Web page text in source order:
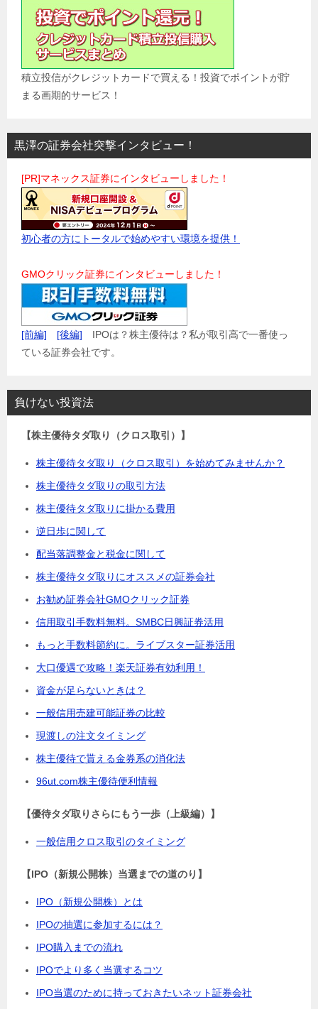
積立投信がクレジットカードで買える！投資でポイントが貯
まる画期的サービス！
黒澤の証券会社突撃インタビュー！
[PR]マネックス証券にインタビューしました！
初心者の方にトータルで始めやすい環境を提供！
GMOクリック証券にインタビューしました！
[前編] [後編] IPOは？株主優待は？私が取引高で一番使っ
ている証券会社です。
負けない投資法
【株主優待タダ取り（クロス取引）】
株主優待タダ取り（クロス取引）を始めてみませんか？
株主優待タダ取りの取引方法
株主優待タダ取りに掛かる費用
逆日歩に関して
配当落調整金と税金に関して
株主優待タダ取りにオススメの証券会社
お勧め証券会社GMOクリック証券
信用取引手数料無料。SMBC日興証券活用
もっと手数料節約に。ライブスター証券活用
大口優遇で攻略！楽天証券有効利用！
資金が足らないときは？
一般信用売建可能証券の比較
現渡しの注文タイミング
株主優待で貰える金券系の消化法
96ut.com株主優待便利情報
【優待タダ取りさらにもう一歩（上級編）】
一般信用クロス取引のタイミング
【IPO（新規公開株）当選までの道のり】
IPO（新規公開株）とは
IPOの抽選に参加するには？
IPO購入までの流れ
IPOでより多く当選するコツ
IPO当選のために持っておきたいネット証券会社